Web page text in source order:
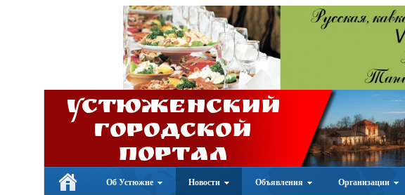
Устюженский
Городской
портал
Об Устюжне Новости Объявления Организации